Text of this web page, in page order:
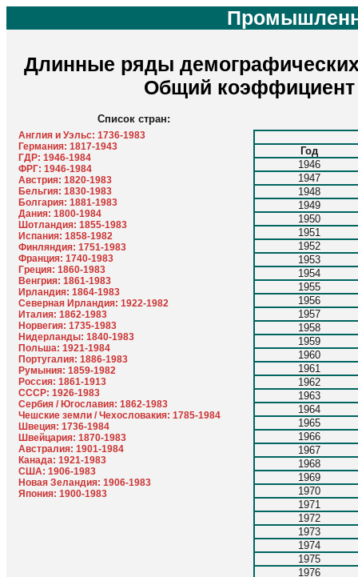
Длинные ряды демографических
Общий коэффициент
Список стран:
Англия и Уэльс: 1736-1983
Германия: 1817-1943
ГДР: 1946-1984
ФРГ: 1946-1984
Австрия: 1820-1983
Бельгия: 1830-1983
Болгария: 1881-1983
Дания: 1800-1984
Шотландия: 1855-1983
Испания: 1858-1982
Финляндия: 1751-1983
Франция: 1740-1983
Греция: 1860-1983
Венгрия: 1861-1983
Ирландия: 1864-1983
Северная Ирландия: 1922-1982
Италия: 1862-1983
Норвегия: 1735-1983
Нидерланды: 1840-1983
Польша: 1921-1984
Португалия: 1886-1983
Румыния: 1859-1982
Россия: 1861-1913
СССР: 1926-1983
Сербия / Югославия: 1862-1983
Чешские земли / Чехословакия: 1785-1984
Швеция: 1736-1984
Швейцария: 1870-1983
Австралия: 1901-1984
Канада: 1921-1983
США: 1906-1983
Новая Зеландия: 1906-1983
Япония: 1900-1983
Год
1946
1947
1948
1949
1950
1951
1952
1953
1954
1955
1956
1957
1958
1959
1960
1961
1962
1963
1964
1965
1966
1967
1968
1969
1970
1971
1972
1973
1974
1975
1976